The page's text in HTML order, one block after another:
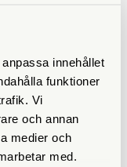
innehållet
funktioner
Vi
och annan
medier och
med.
Pro Silver
W1300 512GB
slut